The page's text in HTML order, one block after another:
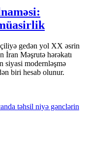
gedən yol XX əsrin
İran Məşrutə hərəkatı
siyasi modernləşmə
biri hesab olunur.